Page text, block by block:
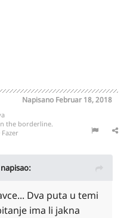
Napisano Februar 18, 2018
the borderline.
Fazer
Dva puta u temi
ima li jakna